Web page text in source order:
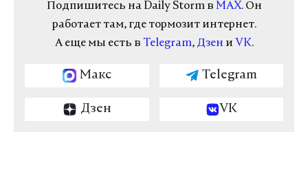
Подпишитесь на Daily Storm в MAX. Он
работает там, где тормозит интернет.
А еще мы есть в Telegram, Дзен и VK.
Макс Telegram
Дзен VK